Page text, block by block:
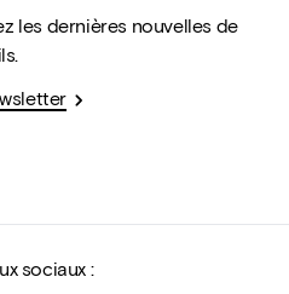
les dernières nouvelles de
sociaux :